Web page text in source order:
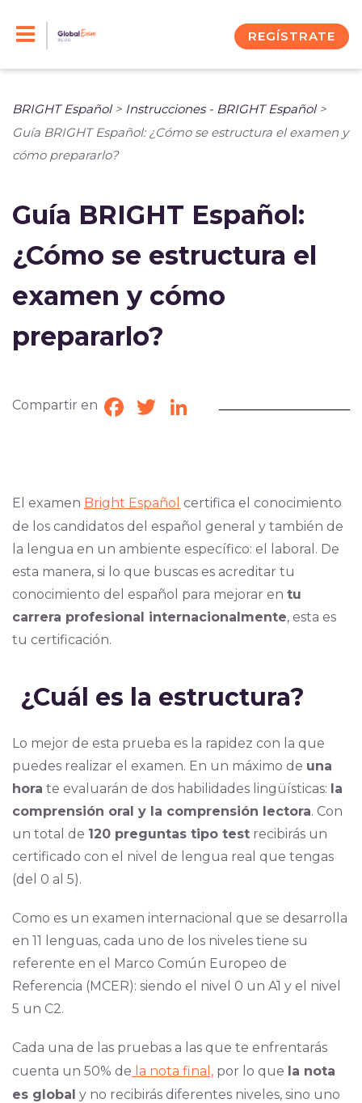
REGÍSTRATE
BRIGHT Español> Instrucciones - BRIGHT Español>
Guía BRIGHT Español: ¿Cómo se estructura el examen y
cómo prepararlo?
Guía BRIGHT Español:
¿Cómo se estructura el
examen y cómo
prepararlo?
Compartir en Facebook
TwitterLinkedIn
El examen Bright Español certifica el conocimiento
de los candidatos del español general y también de
la lengua en un ambiente específico: el laboral. De
esta manera, si lo que buscas es acreditar tu
conocimiento del español para mejorar en tu
carrera profesional internacionalmente, esta es
tu certificación.
¿Cuál es la estructura?
Lo mejor de esta prueba es la rapidez con la que
puedes realizar el examen. En un máximo de una
hora te evaluarán de dos habilidades lingüísticas: la
comprensión oral y la comprensión lectora. Con
un total de 120 preguntas tipo test recibirás un
certificado con el nivel de lengua real que tengas
(del 0 al 5).
Como es un examen internacional que se desarrolla
en 11 lenguas, cada uno de los niveles tiene su
referente en el Marco Común Europeo de
Referencia (MCER): siendo el nivel 0 un A1 y el nivel
5 un C2.
Cada una de las pruebas a las que te enfrentarás
cuenta un 50% de la nota final, por lo que la nota
es global y no recibirás diferentes niveles, sino uno